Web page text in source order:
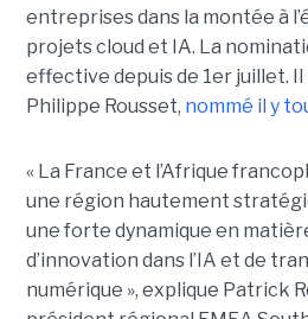
entreprises dans la montée à
projets cloud et IA. La
effective depuis de 1er juillet.
Philippe Rousset, nommé il y
« La France et l’Afrique
une région hautement
une forte dynamique en
d’innovation dans l’IA et de
numérique », explique Patrick